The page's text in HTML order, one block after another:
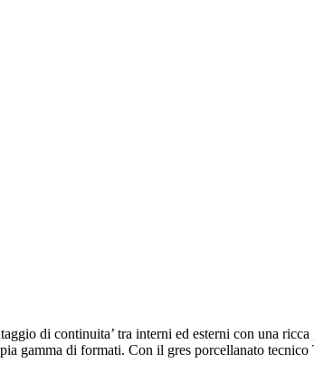
di continuita’ tra interni ed esterni con una
gamma di formati. Con il gres porcellanato